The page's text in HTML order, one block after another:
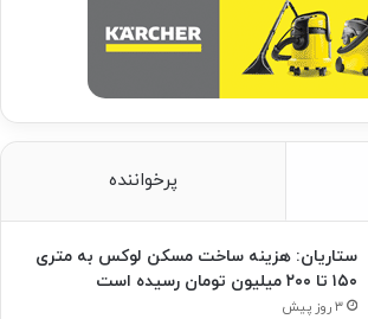
پرخواننده
ستاریان: هزینه ساخت مسکن لوکس به متری
۱۵۰ تا ۲۰۰ میلیون تومان رسیده است
۳ روز پیش